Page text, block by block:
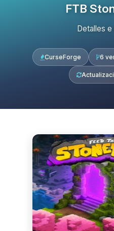
FTB
Detalles e
CurseForge 6